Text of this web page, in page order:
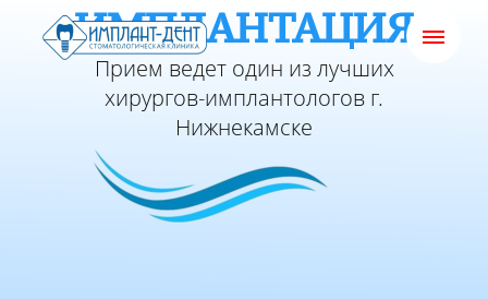
ИМПЛАНТАЦИЯ
Прием ведет один из лучших
хирургов-имплантологов г.
Нижнекамске